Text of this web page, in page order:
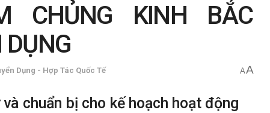
CHỦNG KINH BẮC
Dụng - Hợp Tác Quốc Tế AA
chuẩn bị cho kế hoạch hoạt động